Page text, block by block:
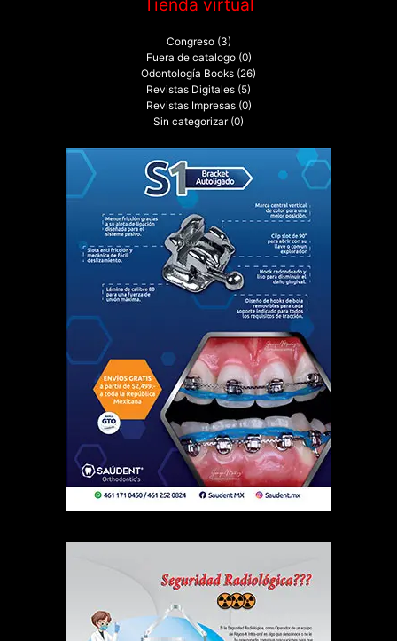
Tienda virtual
Congreso (3)
Fuera de catalogo (0)
Odontología Books (26)
Revistas Digitales (5)
Revistas Impresas (0)
Sin categorizar (0)